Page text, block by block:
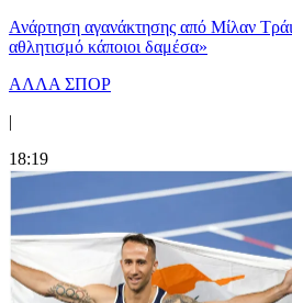
Ανάρτηση αγανάκτησης από Μίλαν
αθλητισμό κάποιοι δαμέσα»
ΑΛΛΑ ΣΠΟΡ
|
18:19